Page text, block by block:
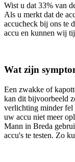
Wist u dat 33% van
Als u merkt dat de
accucheck bij ons te
accu en kunnen wij
Wat zijn
Een zwakke of
kan dit bijvoorbeeld
verlichting minder fel
uw accu niet meer
Mann in Breda
accu's te testen. Zo